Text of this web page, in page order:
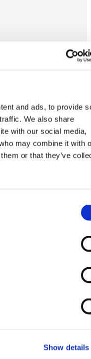
and ads, to provide
We also share
with our social media,
may combine it with
or that they’ve
Show details
Melotte MK3-